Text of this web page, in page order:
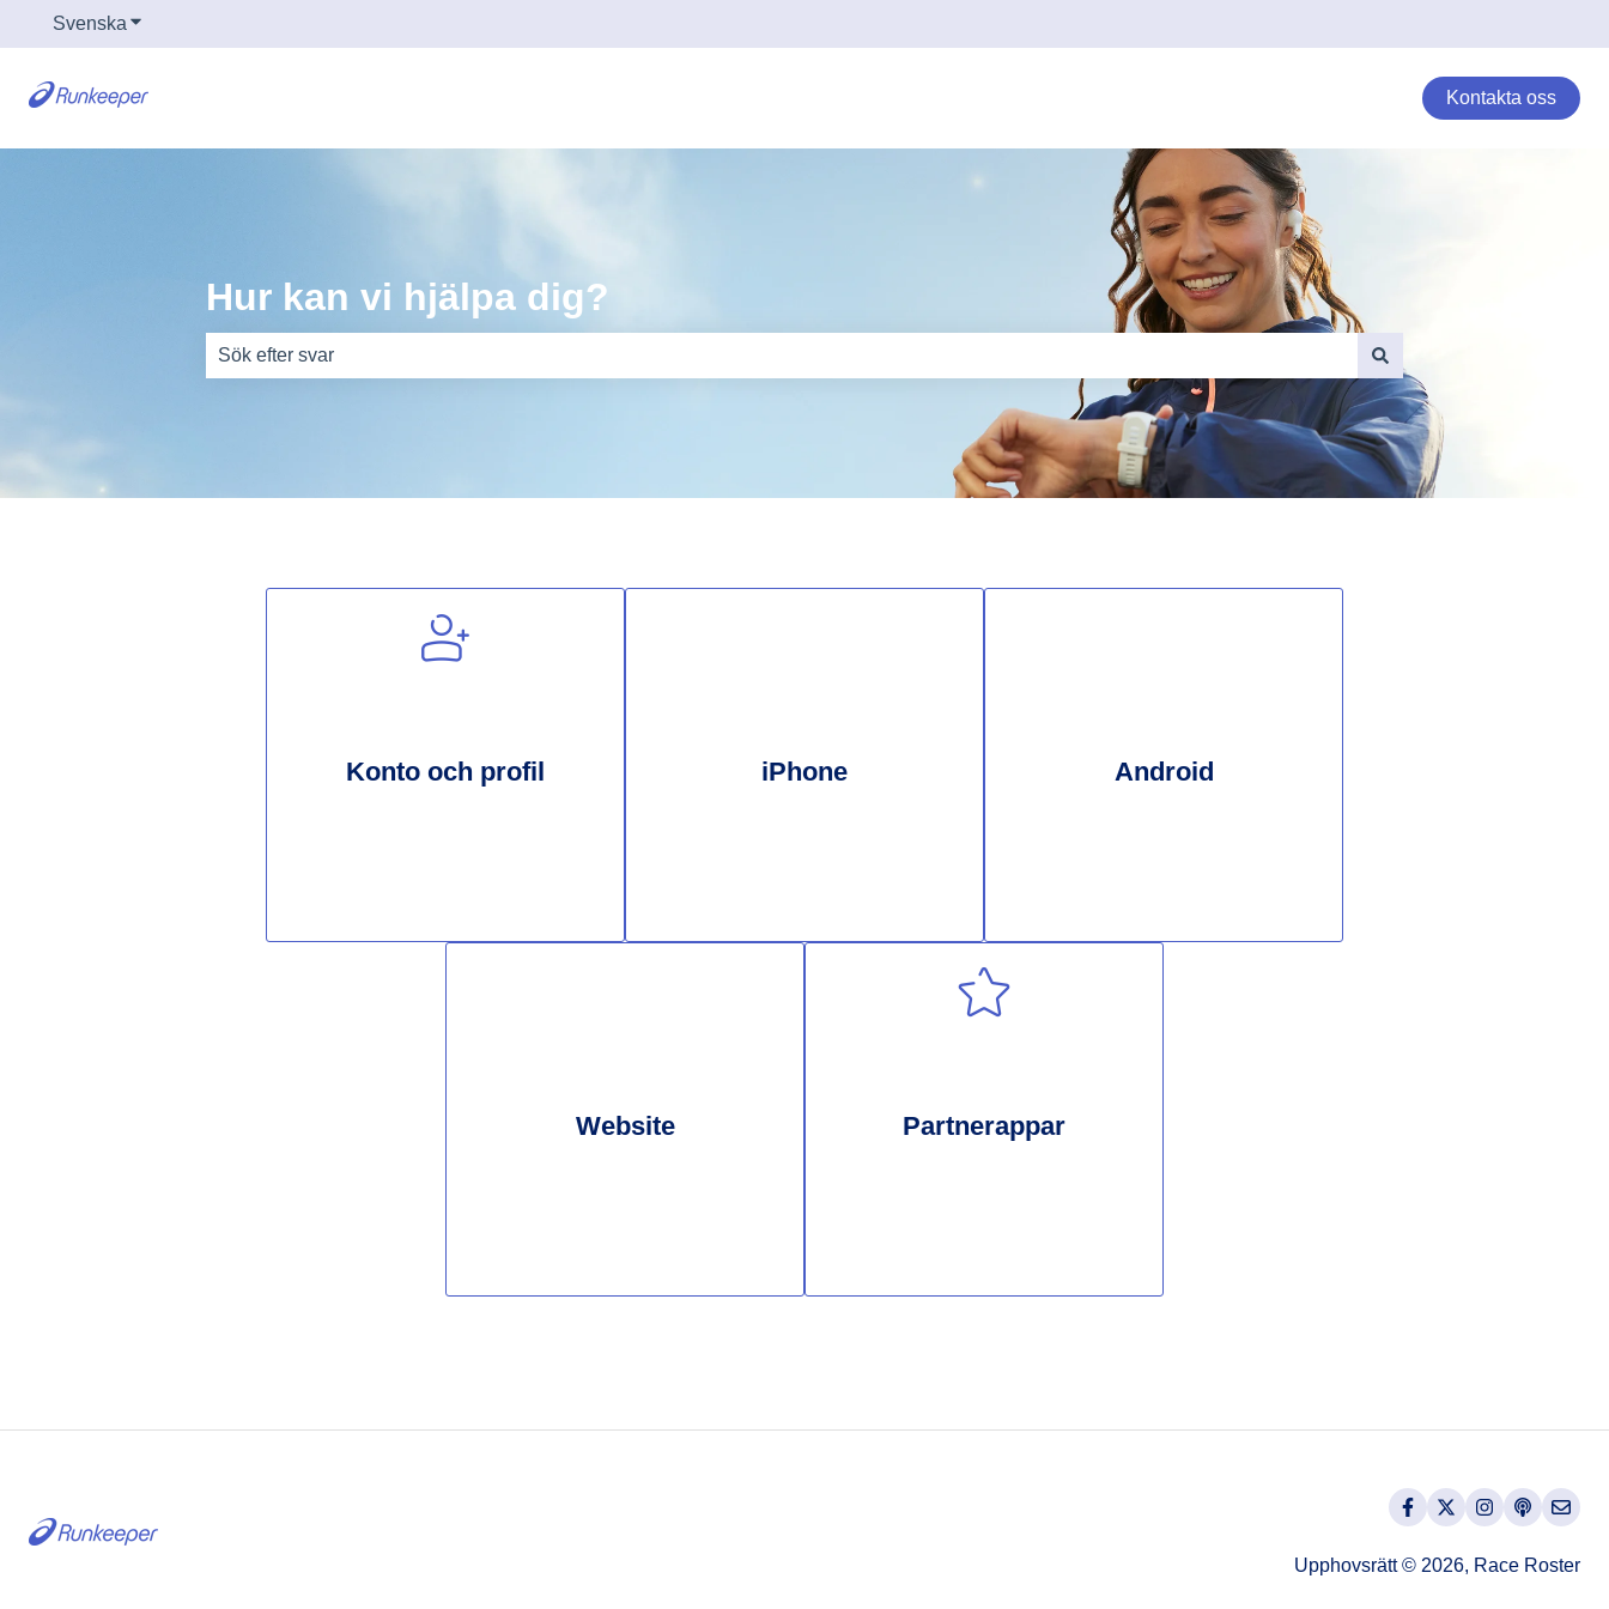
Svenska Visa undermenyer för översättningar
Kontakta oss
Hur kan vi hjälpa dig?
Konto och profil iPhone Android
Website Partnerappar
Upphovsrätt © 2026, Race Roster